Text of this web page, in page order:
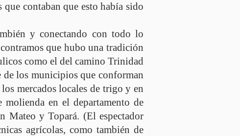
contaban que esto había sido
y conectando con todo lo
que hubo una tradición
como el del camino Trinidad
los municipios que conforman
mercados locales de trigo y en
en el departamento de
Mateo y Topará. (El espectador
agrícolas, como también de